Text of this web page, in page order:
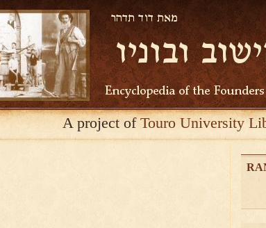
A project ofTouro University